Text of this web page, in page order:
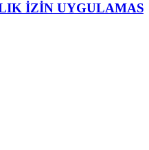
İZİN UYGULAMASI